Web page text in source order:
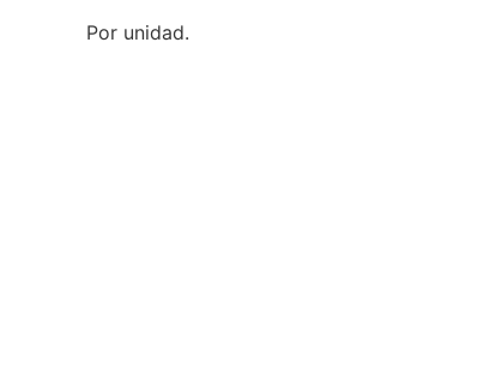
Por unidad.